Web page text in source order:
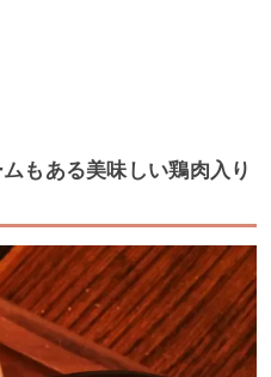
もある美味しい鶏肉入り